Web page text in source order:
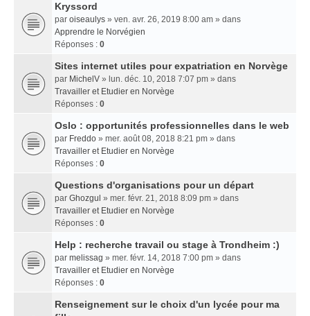
Kryssord
par oiseaulys » ven. avr. 26, 2019 8:00 am » dans
Apprendre le Norvégien
Réponses : 0
Sites internet utiles pour expatriation en Norvège
par MichelV » lun. déc. 10, 2018 7:07 pm » dans
Travailler et Etudier en Norvège
Réponses : 0
Oslo : opportunités professionnelles dans le web
par Freddo » mer. août 08, 2018 8:21 pm » dans
Travailler et Etudier en Norvège
Réponses : 0
Questions d'organisations pour un départ
par Ghozgul » mer. févr. 21, 2018 8:09 pm » dans
Travailler et Etudier en Norvège
Réponses : 0
Help : recherche travail ou stage à Trondheim :)
par melissag » mer. févr. 14, 2018 7:00 pm » dans
Travailler et Etudier en Norvège
Réponses : 0
Renseignement sur le choix d'un lycée pour ma